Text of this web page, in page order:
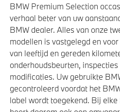
BMW Premium Selection
verhaal beter van uw
BMW dealer. Alles van onze
modellen is vastgelegd en
van leeftijd en gereden
onderhoudsbeurten,
modificaties. Uw gebruikte
gecontroleerd voordat het
label wordt toegekend. Bij